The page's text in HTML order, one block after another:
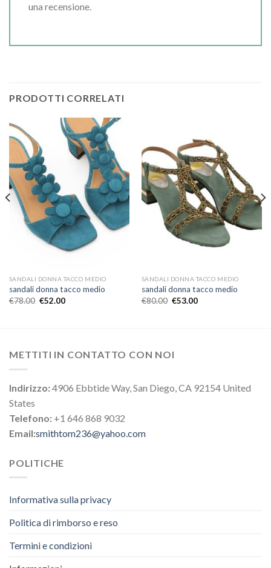
una recensione.
PRODOTTI CORRELATI
SANDALI DONNA TACCO MEDIO
sandali donna tacco medio
€78.00 €52.00
SANDALI DONNA TACCO MEDIO
sandali donna tacco medio
€80.00 €53.00
METTITI IN CONTATTO CON NOI
Indirizzo:4906 Ebbtide Way, San Diego, CA 92154 United
States
Telefono: +1 646 868 9032
Email:smithtom236@yahoo.com
POLITICHE
Informativa sulla privacy
Politica di rimborso e reso
Termini e condizioni